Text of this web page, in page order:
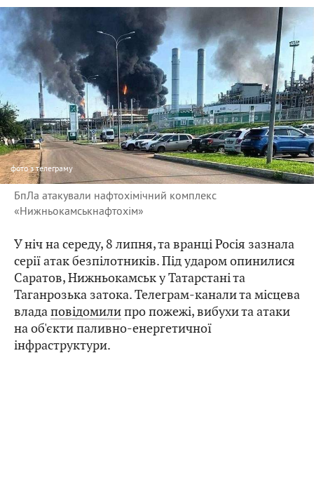
фотоз телеграму
БпЛа атакували нафтохімічний комплекс
«Нижньокамськнафтохім»
У ніч на середу, 8 липня, та вранці Росія зазнала
серії атак безпілотників. Під ударом опинилися
Саратов, Нижньокамськ у Татарстані та
Таганрозька затока. Телеграм-канали та місцева
владаповідомилипро пожежі, вибухи та атаки
на об'єкти паливно-енергетичної
інфраструктури.